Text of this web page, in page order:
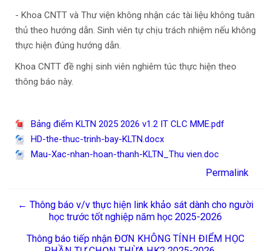
- Khoa CNTT và Thư viện không nhận các tài liệu không tuân
thủ theo hướng dẫn. Sinh viên tự chịu trách nhiệm nếu không
thực hiện đúng hướng dẫn.
Khoa CNTT đề nghị sinh viên nghiêm túc thực hiện theo
thông báo này.
Bảng điểm KLTN 2025 2026 v1.2 IT CLC MME.pdf
HD-the-thuc-trinh-bay-KLTN.docx
Mau-Xac-nhan-hoan-thanh-KLTN_Thu vien.doc
Permalink
← Thông báo v/v thực hiện link khảo sát dành cho người
học trước tốt nghiệp năm học 2025-2026
Thông báo tiếp nhận ĐƠN KHÔNG TÍNH ĐIỂM HỌC